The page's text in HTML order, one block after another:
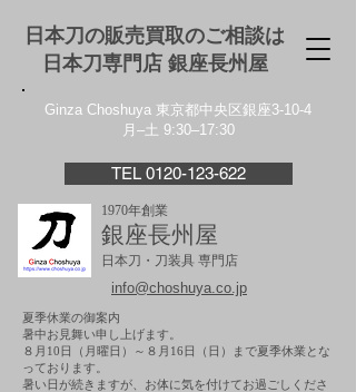
日本刀の販売買取のご相談は
日本刀専門店 銀座⻑州屋
Ginza Choshuya 東京都中央区銀座3-10-4
月–土 9:30–17:30
TEL 0120-123-622
1970年創業
銀座長州屋
日本刀・刀装具 専門店
info@choshuya.co.jp
夏季休業の御案内
暑中お見舞い申し上げます。
８月10日（月曜日）～８月16日（日）まで夏季休業とな
っております。
​暑い日が続きますが、お体に気を付けてお過ごしくださ